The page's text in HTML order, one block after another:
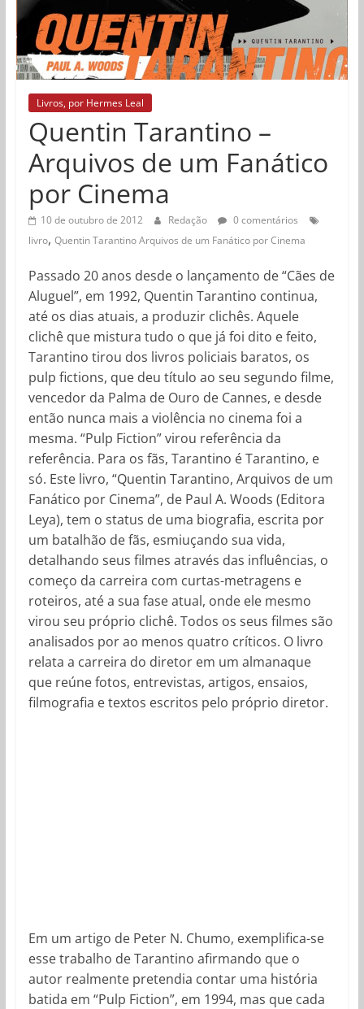
Livros, por Hermes Leal
Quentin Tarantino –
Arquivos de um Fanático
por Cinema
10 de outubro de 2012 Redação
0 comentários
livro, Quentin Tarantino Arquivos de um Fanático por Cinema
Passado 20 anos desde o lançamento de “Cães de
Aluguel”, em 1992, Quentin Tarantino continua,
até os dias atuais, a produzir clichês. Aquele
clichê que mistura tudo o que já foi dito e feito,
Tarantino tirou dos livros policiais baratos, os
pulp fictions, que deu título ao seu segundo filme,
vencedor da Palma de Ouro de Cannes, e desde
então nunca mais a violência no cinema foi a
mesma. “Pulp Fiction” virou referência da
referência. Para os fãs, Tarantino é Tarantino, e
só. Este livro, “Quentin Tarantino, Arquivos de um
Fanático por Cinema”, de Paul A. Woods (Editora
Leya), tem o status de uma biografia, escrita por
um batalhão de fãs, esmiuçando sua vida,
detalhando seus filmes através das influências, o
começo da carreira com curtas-metragens e
roteiros, até a sua fase atual, onde ele mesmo
virou seu próprio clichê. Todos os seus filmes são
analisados por ao menos quatro críticos. O livro
relata a carreira do diretor em um almanaque
que reúne fotos, entrevistas, artigos, ensaios,
filmografia e textos escritos pelo próprio diretor.
Em um artigo de Peter N. Chumo, exemplifica-se
esse trabalho de Tarantino afirmando que o
autor realmente pretendia contar uma história
batida em “Pulp Fiction”, em 1994, mas que cada